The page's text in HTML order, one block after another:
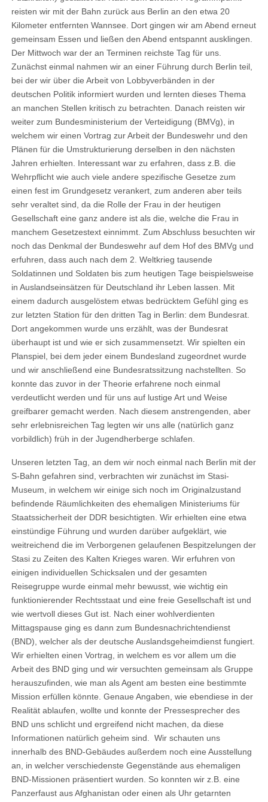
reisten wir mit der Bahn zurück aus Berlin an den etwa 20
Kilometer entfernten Wannsee. Dort gingen wir am Abend erneut
gemeinsam Essen und ließen den Abend entspannt ausklingen.
Der Mittwoch war der an Terminen reichste Tag für uns.
Zunächst einmal nahmen wir an einer Führung durch Berlin teil,
bei der wir über die Arbeit von Lobbyverbänden in der
deutschen Politik informiert wurden und lernten dieses Thema
an manchen Stellen kritisch zu betrachten. Danach reisten wir
weiter zum Bundesministerium der Verteidigung (BMVg), in
welchem wir einen Vortrag zur Arbeit der Bundeswehr und den
Plänen für die Umstrukturierung derselben in den nächsten
Jahren erhielten. Interessant war zu erfahren, dass z.B. die
Wehrpflicht wie auch viele andere spezifische Gesetze zum
einen fest im Grundgesetz verankert, zum anderen aber teils
sehr veraltet sind, da die Rolle der Frau in der heutigen
Gesellschaft eine ganz andere ist als die, welche die Frau in
manchem Gesetzestext einnimmt. Zum Abschluss besuchten wir
noch das Denkmal der Bundeswehr auf dem Hof des BMVg und
erfuhren, dass auch nach dem 2. Weltkrieg tausende
Soldatinnen und Soldaten bis zum heutigen Tage beispielsweise
in Auslandseinsätzen für Deutschland ihr Leben lassen. Mit
einem dadurch ausgelöstem etwas bedrücktem Gefühl ging es
zur letzten Station für den dritten Tag in Berlin: dem Bundesrat.
Dort angekommen wurde uns erzählt, was der Bundesrat
überhaupt ist und wie er sich zusammensetzt. Wir spielten ein
Planspiel, bei dem jeder einem Bundesland zugeordnet wurde
und wir anschließend eine Bundesratssitzung nachstellten. So
konnte das zuvor in der Theorie erfahrene noch einmal
verdeutlicht werden und für uns auf lustige Art und Weise
greifbarer gemacht werden. Nach diesem anstrengenden, aber
sehr erlebnisreichen Tag legten wir uns alle (natürlich ganz
vorbildlich) früh in der Jugendherberge schlafen.
Unseren letzten Tag, an dem wir noch einmal nach Berlin mit der
S-Bahn gefahren sind, verbrachten wir zunächst im Stasi-
Museum, in welchem wir einige sich noch im Originalzustand
befindende Räumlichkeiten des ehemaligen Ministeriums für
Staatssicherheit der DDR besichtigten. Wir erhielten eine etwa
einstündige Führung und wurden darüber aufgeklärt, wie
weitreichend die im Verborgenen gelaufenen Bespitzelungen der
Stasi zu Zeiten des Kalten Krieges waren. Wir erfuhren von
einigen individuellen Schicksalen und der gesamten
Reisegruppe wurde einmal mehr bewusst, wie wichtig ein
funktionierender Rechtsstaat und eine freie Gesellschaft ist und
wie wertvoll dieses Gut ist. Nach einer wohlverdienten
Mittagspause ging es dann zum Bundesnachrichtendienst
(BND), welcher als der deutsche Auslandsgeheimdienst fungiert.
Wir erhielten einen Vortrag, in welchem es vor allem um die
Arbeit des BND ging und wir versuchten gemeinsam als Gruppe
herauszufinden, wie man als Agent am besten eine bestimmte
Mission erfüllen könnte. Genaue Angaben, wie ebendiese in der
Realität ablaufen, wollte und konnte der Pressesprecher des
BND uns schlicht und ergreifend nicht machen, da diese
Informationen natürlich geheim sind. Wir schauten uns
innerhalb des BND-Gebäudes außerdem noch eine Ausstellung
an, in welcher verschiedenste Gegenstände aus ehemaligen
BND-Missionen präsentiert wurden. So konnten wir z.B. eine
Panzerfaust aus Afghanistan oder einen als Uhr getarnten